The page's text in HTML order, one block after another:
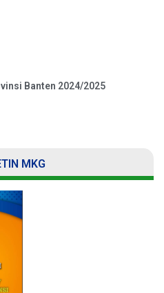
Banten 2024/2025
MKG